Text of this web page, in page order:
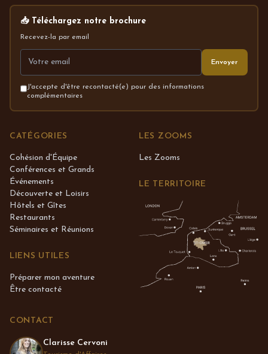
📥 Téléchargez notre brochure
Recevez-la par email
Envoyer
J'accepte d'être recontacté(e) pour des informations
complémentaires
CATÉGORIES
Cohésion d'Équipe
Conférences et Grands
Événements
Découverte et Loisirs
Hôtels et Gîtes
Restaurants
Séminaires et Réunions
LIENS UTILES
Préparer mon aventure
Être contacté
LES ZOOMS
Les Zooms
LE TERRITOIRE
CONTACT
Clarisse Cervoni